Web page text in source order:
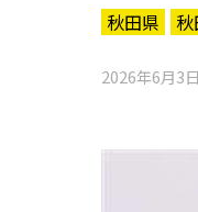
秋田県
2026年6月3日